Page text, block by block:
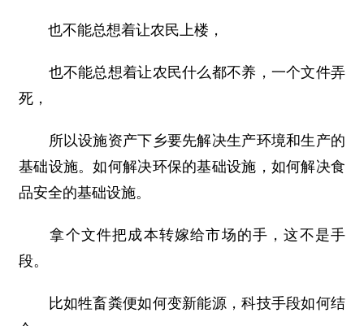
也不能总想着让农民上楼，
也不能总想着让农民什么都不养，一个文件弄
死，
所以设施资产下乡要先解决生产环境和生产的
基础设施。如何解决环保的基础设施，如何解决食
品安全的基础设施。
拿个文件把成本转嫁给市场的手，这不是手
段。
比如牲畜粪便如何变新能源，科技手段如何结